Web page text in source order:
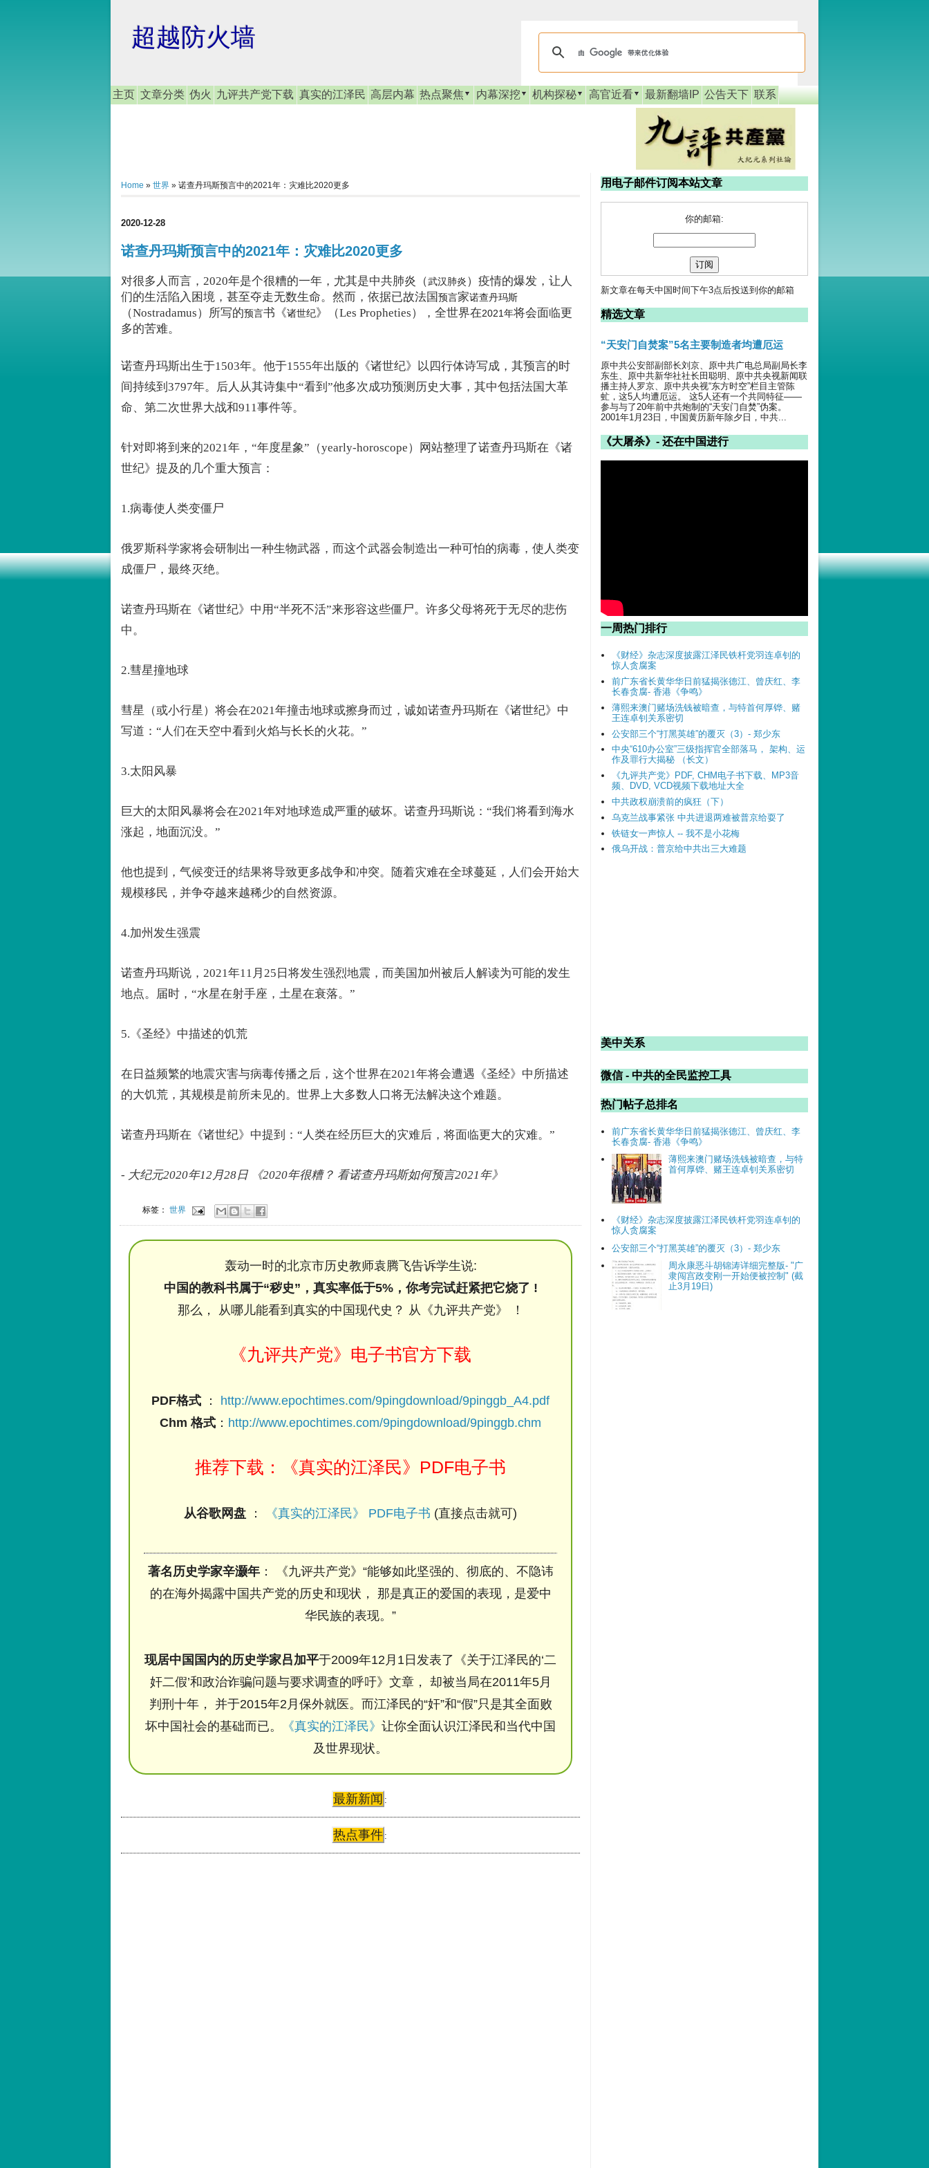
超越防火墙
主页 文章分类 伪火 九评共产党下载 真实的江泽民 高层内幕 热点聚焦 内幕深挖 机构探秘 高官近看 最新翻墙IP 公告天下 联系
Home » 世界 » 诺查丹玛斯预言中的2021年：灾难比2020更多
2020-12-28
诺查丹玛斯预言中的2021年：灾难比2020更多
对很多人而言，2020年是个很糟的一年，尤其是中共肺炎（武汉肺炎）疫情的爆发，让人
们的生活陷入困境，甚至夺走无数生命。然而，依据已故法国预言家诺查丹玛斯
（Nostradamus）所写的预言书《诸世纪》（Les Propheties），全世界在2021年将会面临更
多的苦难。
诺查丹玛斯出生于1503年。他于1555年出版的《诸世纪》以四行体诗写成，其预言的时
间持续到3797年。后人从其诗集中“看到”他多次成功预测历史大事，其中包括法国大革
命、第二次世界大战和911事件等。
针对即将到来的2021年，“年度星象”（yearly-horoscope）网站整理了诺查丹玛斯在《诸
世纪》提及的几个重大预言：
1.病毒使人类变僵尸
俄罗斯科学家将会研制出一种生物武器，而这个武器会制造出一种可怕的病毒，使人类变
成僵尸，最终灭绝。
诺查丹玛斯在《诸世纪》中用“半死不活”来形容这些僵尸。许多父母将死于无尽的悲伤
中。
2.彗星撞地球
彗星（或小行星）将会在2021年撞击地球或擦身而过，诚如诺查丹玛斯在《诸世纪》中
写道：“人们在天空中看到火焰与长长的火花。”
3.太阳风暴
巨大的太阳风暴将会在2021年对地球造成严重的破坏。诺查丹玛斯说：“我们将看到海水
涨起，地面沉没。”
他也提到，气候变迁的结果将导致更多战争和冲突。随着灾难在全球蔓延，人们会开始大
规模移民，并争夺越来越稀少的自然资源。
4.加州发生强震
诺查丹玛斯说，2021年11月25日将发生强烈地震，而美国加州被后人解读为可能的发生
地点。届时，“水星在射手座，土星在衰落。”
5.《圣经》中描述的饥荒
在日益频繁的地震灾害与病毒传播之后，这个世界在2021年将会遭遇《圣经》中所描述
的大饥荒，其规模是前所未见的。世界上大多数人口将无法解决这个难题。
诺查丹玛斯在《诸世纪》中提到：“人类在经历巨大的灾难后，将面临更大的灾难。”
- 大纪元2020年12月28日 《2020年很糟？ 看诺查丹玛斯如何预言2021年》
标签：世界
轰动一时的北京市历史教师袁腾飞告诉学生说:
中国的教科书属于“秽史”，真实率低于5%，你考完试赶紧把它烧了 !
那么， 从哪儿能看到真实的中国现代史？ 从《九评共产党》 ！
《九评共产党》电子书官方下载
PDF格式 ： http://www.epochtimes.com/9pingdownload/9pinggb_A4.pdf
Chm 格式 ： http://www.epochtimes.com/9pingdownload/9pinggb.chm
推荐下载：《真实的江泽民》PDF电子书
从谷歌网盘 ： 《真实的江泽民》 PDF电子书 (直接点击就可)
著名历史学家辛灏年： 《九评共产党》“能够如此坚强的、彻底的、不隐讳
的在海外揭露中国共产党的历史和现状， 那是真正的爱国的表现，是爱中
华民族的表现。”
现居中国国内的历史学家吕加平于2009年12月1日发表了《关于江泽民的‘二
奸二假’和政治诈骗问题与要求调查的呼吁》文章， 却被当局在2011年5月
判刑十年， 并于2015年2月保外就医。而江泽民的“奸”和“假”只是其全面败
坏中国社会的基础而已。
《真实的江泽民》 让你全面认识江泽民和当代中国
及世界现状。
最新新闻 :
热点事件 :
用电子邮件订阅本站文章
你的邮箱:
新文章在每天中国时间下午3点后投送到你的邮箱
精选文章
“天安门自焚案”5名主要制造者均遭厄运
原中共公安部副部长刘京、原中共广电总局副局长李
东生、原中共新华社社长田聪明、原中共央视新闻联
播主持人罗京、原中共央视“东方时空”栏目主管陈
虻，这5人均遭厄运。 这5人还有一个共同特征——
参与与了20年前中共炮制的“天安门自焚”伪案。
2001年1月23日，中国黄历新年除夕日，中共...
《大屠杀》- 还在中国进行
一周热门排行
《财经》杂志深度披露江泽民铁杆党羽连卓钊的
惊人贪腐案
前广东省长黄华华日前猛揭张德江、曾庆红、李
长春贪腐- 香港《争鸣》
薄熙来澳门赌场洗钱被暗查，与特首何厚铧、赌
王连卓钊关系密切
公安部三个“打黑英雄”的覆灭（3）- 郑少东
中央“610办公室”三级指挥官全部落马， 架构、运
作及罪行大揭秘 （长文）
《九评共产党》PDF, CHM电子书下载、MP3音
频、DVD, VCD视频下载地址大全
中共政权崩溃前的疯狂（下）
乌克兰战事紧张 中共进退两难被普京给耍了
铁链女一声惊人 -- 我不是小花梅
俄乌开战：普京给中共出三大难题
美中关系
微信 - 中共的全民监控工具
热门帖子总排名
前广东省长黄华华日前猛揭张德江、曾庆红、李
长春贪腐- 香港《争鸣》
薄熙来澳门赌场洗钱被暗查，与特
首何厚铧、赌王连卓钊关系密切
《财经》杂志深度披露江泽民铁杆党羽连卓钊的
惊人贪腐案
公安部三个“打黑英雄”的覆灭（3）- 郑少东
周永康恶斗胡锦涛详细完整版- "广
隶闯宫政变刚一开始便被控制" (截
止3月19日)